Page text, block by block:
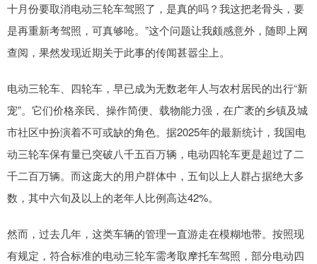
十月份要取消电动三轮车驾照了，是真的吗？我这把老骨头，要
是再重新考驾照，可真够呛。”这个问题让我颇感意外，随即上网
查阅，果然发现近期关于此事的传闻甚嚣尘上。
电动三轮车、四轮车，早已成为无数老年人与农村居民的出行“新
宠”。它们价格亲民、操作简便、载物能力强，在广袤的乡镇及城
市社区中扮演着不可或缺的角色。据2025年的最新统计，我国电
动三轮车保有量已突破八千五百万辆，电动四轮车更是超过了二
千二百万辆。而这庞大的用户群体中，五旬以上人群占据绝大多
数，其中六旬及以上的老年人比例高达42%。
然而，过去几年，这类车辆的管理一直游走在模糊地带。按照现
有规定，符合标准的电动三轮车需考取摩托车驾照，部分电动四